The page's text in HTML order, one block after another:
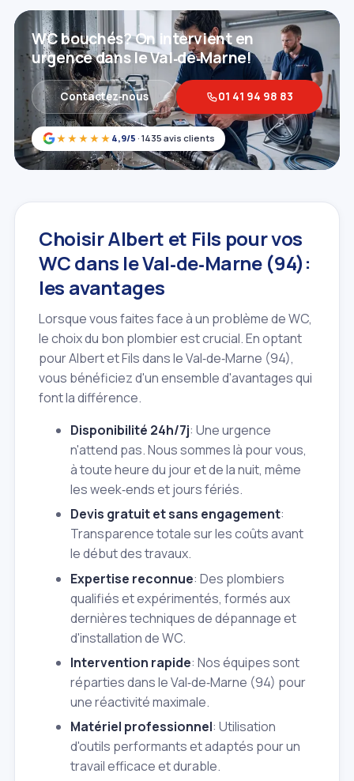
★★★★★ 4,9/5 · 1435 avis clients
WC bouchés? On intervient en
urgence dans le Val‑de‑Marne!
Contactez‑nous 01 41 94 98 83
Choisir Albert et Fils pour vos
WC dans le Val‑de‑Marne (94):
les avantages
Lorsque vous faites face à un problème de WC,
le choix du bon plombier est crucial. En optant
pour Albert et Fils dans le Val‑de‑Marne (94),
vous bénéficiez d'un ensemble d'avantages qui
font la différence.
Disponibilité 24h/7j: Une urgence
n'attend pas. Nous sommes là pour vous,
à toute heure du jour et de la nuit, même
les week‑ends et jours fériés.
Devis gratuit et sans engagement:
Transparence totale sur les coûts avant
le début des travaux.
Expertise reconnue: Des plombiers
qualifiés et expérimentés, formés aux
dernières techniques de dépannage et
d'installation de WC.
Intervention rapide: Nos équipes sont
réparties dans le Val‑de‑Marne (94) pour
une réactivité maximale.
Matériel professionnel: Utilisation
d'outils performants et adaptés pour un
travail efficace et durable.